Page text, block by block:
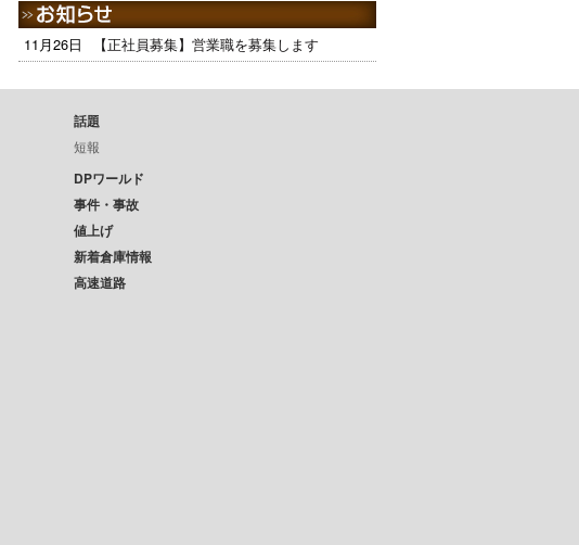
11月26日 【正社員募集】営業職を募集します
話題
短報
DPワールド
事件・事故
値上げ
新着倉庫情報
高速道路